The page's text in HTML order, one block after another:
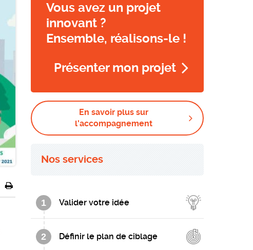
Vous avez un projet
innovant ?
Ensemble, réalisons-le !
Présenter mon projet
En savoir plus sur
l'accompagnement
Nos services
1 Valider votre idée
2 Définir le plan de ciblage